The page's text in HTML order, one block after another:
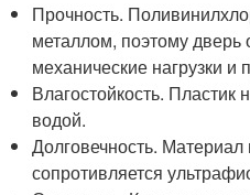
Прочность.
металлом, поэтому
механические нагрузки и
Влагостойкость. Пластик
водой.
Долговечность.
сопротивляется